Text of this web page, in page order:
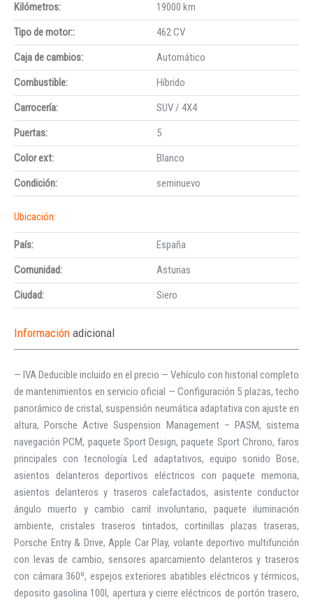
Kilómetros:
19000 km
Tipo de motor::
462 CV
Caja de cambios:
Automático
Combustible:
Híbrido
Carrocería:
SUV / 4X4
Puertas:
5
Color ext:
Blanco
Condición:
seminuevo
Ubicación:
País:
España
Comunidad:
Asturias
Ciudad:
Siero
Información adicional
— IVA Deducible incluido en el precio — Vehículo con historial completo
de mantenimientos en servicio oficial — Configuración 5 plazas, techo
panorámico de cristal, suspensión neumática adaptativa con ajuste en
altura, Porsche Active Suspension Management – PASM, sistema
navegación PCM, paquete Sport Design, paquete Sport Chrono, faros
principales con tecnología Led adaptativos, equipo sonido Bose,
asientos delanteros deportivos eléctricos con paquete memoria,
asientos delanteros y traseros calefactados, asistente conductor
ángulo muerto y cambio carril involuntario, paquete iluminación
ambiente, cristales traseros tintados, cortinillas plazas traseras,
Porsche Entry & Drive, Apple Car Play, volante deportivo multifunción
con levas de cambio, sensores aparcamiento delanteros y traseros
con cámara 360º, espejos exteriores abatibles eléctricos y térmicos,
deposito gasolina 100l, apertura y cierre eléctricos de portón trasero,